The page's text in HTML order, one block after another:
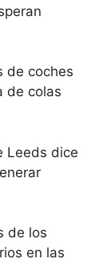
de coches
de colas
Leeds dice
de los
en las